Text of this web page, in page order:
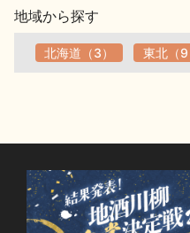
美味しい地酒の選び方
お問い合わせ
地域から探す
北海道（3） 東北（9